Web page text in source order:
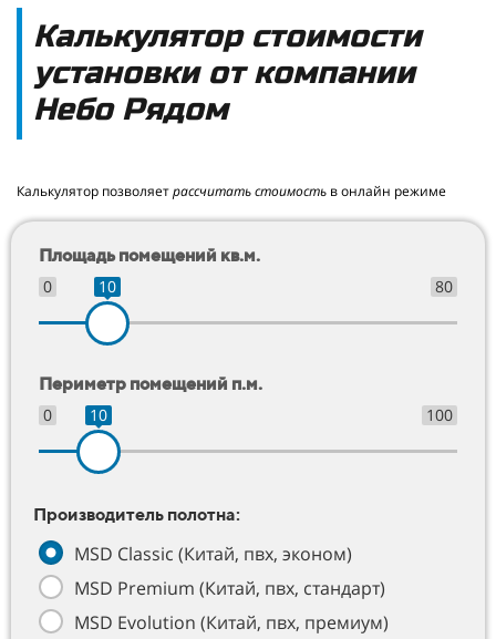
Калькулятор стоимости
установки от компании
Небо Рядом
Калькулятор позволяетрассчитать стоимость в онлайн режиме
Площадь помещений кв.м.
0
80
10
Периметр помещений п.м.
0
100
10
Производитель полотна:
MSD Classic (Китай, пвх, эконом)
MSD Premium (Китай, пвх, стандарт)
MSD Evolution (Китай, пвх, премиум)